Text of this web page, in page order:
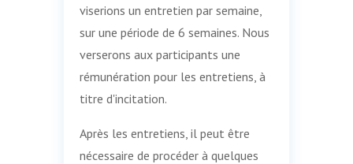
viserions un entretien par semaine,
sur une période de 6 semaines. Nous
verserons aux participants une
rémunération pour les entretiens, à
titre d'incitation.
Après les entretiens, il peut être
nécessaire de procéder à quelques